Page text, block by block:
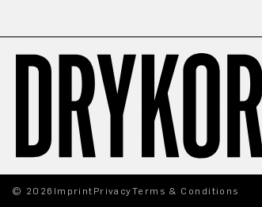
© 2026 Imprint PrivacyTerms & Conditions